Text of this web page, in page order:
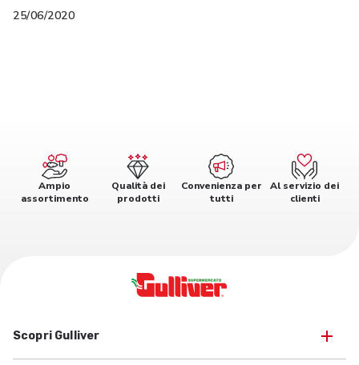
25/06/2020
Ampio
assortimento
Qualità dei
prodotti
Convenienza per
tutti
Al servizio dei
clienti
Scopri Gulliver